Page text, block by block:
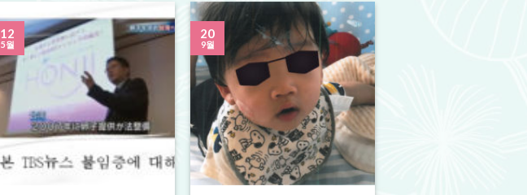
는 코로나로 인해 3년의
기다림 끝에 임신하였습
니다. 요미우리 방송사가
3년의 기간을 정리하여
기사를 방영합니다. 試管
嬰兒、受贈卵子、受贈
精子、体外受精、卵子
提供、精子提供、체외
의들이 번갈아가며 회장은 [...]
12
5월
20
9월